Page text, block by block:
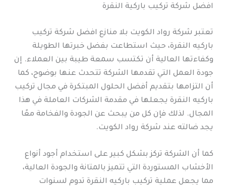
افضل شركة تركيب باركية النقرة
تعتبر شركة رواد الكويت بلا منازع افضل شركة تركيب
باركيه النقرة، حيث استطاعت بفضل خبرتها الطويلة
وكفاءتها العالية أن تكتسب سمعة طيبة بين العملاء. إن
جودة العمل التي تقدمها الشركة تتحدث عنها بوضوح، كما
أن التزامها بتقديم أفضل الحلول المبتكرة في مجال تركيب
باركيه النقرة يجعلها في مقدمة الشركات العاملة في هذا
المجال. لذلك فإن كل من يبحث عن الجودة والفخامة معًا
يجد ضالته عند شركة رواد الكويت.
كما أن الشركة تركز بشكل كبير على استخدام أجود أنواع
الأخشاب المستوردة التي تتميز بالمتانة والجودة العالية،
مما يجعل عملية تركيب باركيه النقرة تدوم لسنوات